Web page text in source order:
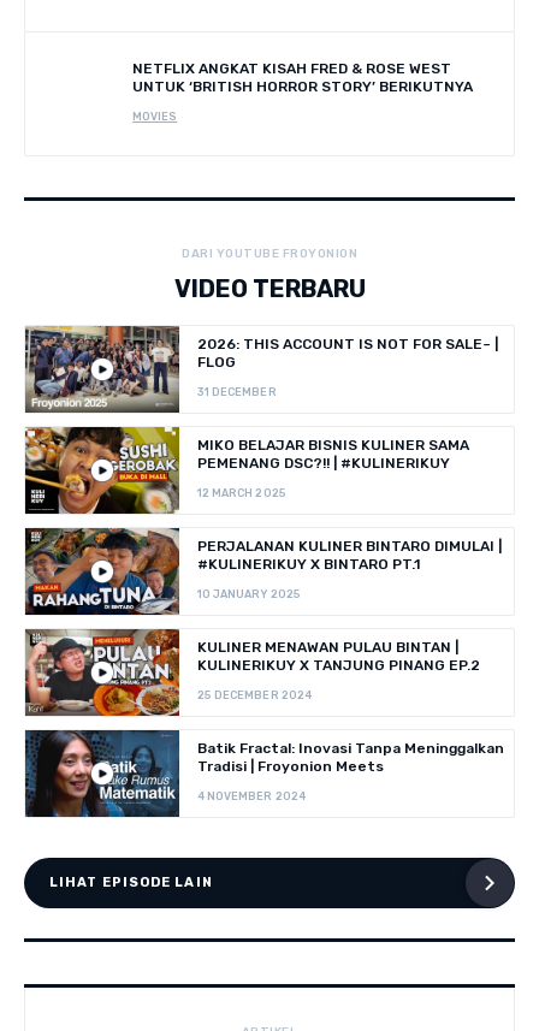
NETFLIX ANGKAT KISAH FRED & ROSE WEST
UNTUK ‘BRITISH HORROR STORY’ BERIKUTNYA
MOVIES
DARI YOUTUBE FROYONION
VIDEO TERBARU
2026: THIS ACCOUNT IS NOT FOR SALE~ |
FLOG
31 DECEMBER
MIKO BELAJAR BISNIS KULINER SAMA
PEMENANG DSC?!! | #KULINERIKUY
12 MARCH 2025
PERJALANAN KULINER BINTARO DIMULAI |
#KULINERIKUY X BINTARO PT.1
10 JANUARY 2025
KULINER MENAWAN PULAU BINTAN |
KULINERIKUY X TANJUNG PINANG EP.2
25 DECEMBER 2024
Batik Fractal: Inovasi Tanpa Meninggalkan
Tradisi | Froyonion Meets
4 NOVEMBER 2024
LIHAT EPISODE LAIN